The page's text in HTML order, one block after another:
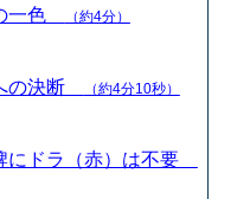
一色 （約4分）
の決断 （約4分10秒）
にドラ（赤）は不要